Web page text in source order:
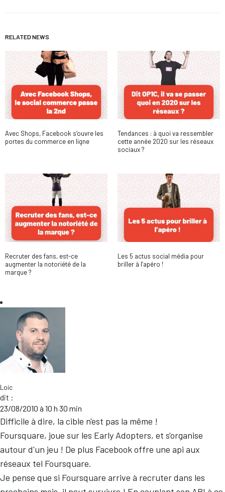
RELATED NEWS
Avec Shops, Facebook s’ouvre les
portes du commerce en ligne
Tendances : à quoi va ressembler
cette année 2020 sur les réseaux
sociaux ?
Recruter des fans, est-ce
augmenter la notoriété de la
marque ?
Les 5 actus social média pour
briller à l’apéro !
Loic
dit :
23/08/2010 à 10 h 30 min
Difficile à dire, la cible n'est pas la même !
Foursquare, joue sur les Early Adopters, et s'organise
autour d'un jeu ! De plus Facebook offre une api aux
réseaux tel Foursquare.
Je pense que si Foursquare arrive à recruter dans les